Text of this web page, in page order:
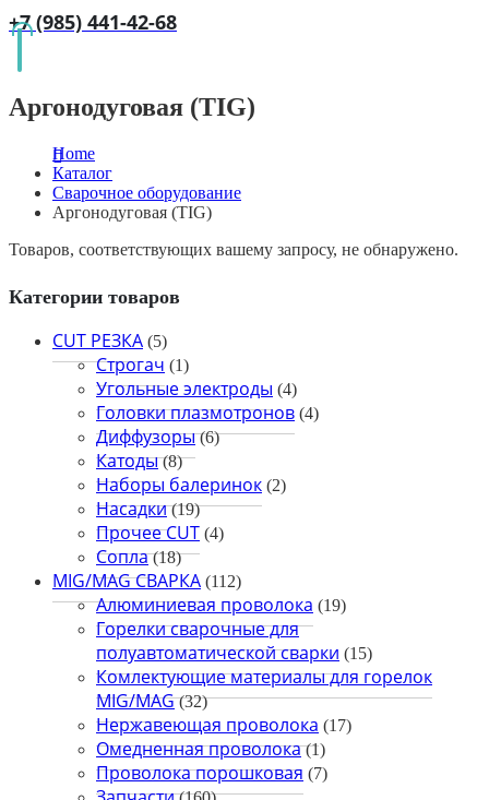
+7 (985) 441-42-68
Аргонодуговая (TIG)
Home
Каталог
Сварочное оборудование
Аргонодуговая (TIG)
Товаров, соответствующих вашему запросу, не обнаружено.
Категории товаров
CUT РЕЗКА (5)
Строгач (1)
Угольные электроды (4)
Головки плазмотронов (4)
Диффузоры (6)
Катоды (8)
Наборы балеринок (2)
Насадки (19)
Прочее CUT (4)
Сопла (18)
MIG/MAG СВАРКА (112)
Алюминиевая проволока (19)
Горелки сварочные для
полуавтоматической сварки (15)
Комлектующие материалы для горелок
MIG/MAG (32)
Нержавеющая проволока (17)
Омедненная проволока (1)
Проволока порошковая (7)